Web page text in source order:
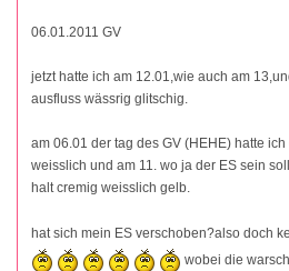
06.01.2011 GV
jetzt hatte ich am 12.01,wie auch am
ausfluss wässrig glitschig.
am 06.01 der tag des GV (HEHE) hatte
weisslich und am 11. wo ja der ES sein
halt cremig weisslich gelb.
hat sich mein ES verschoben?also doch
wobei die